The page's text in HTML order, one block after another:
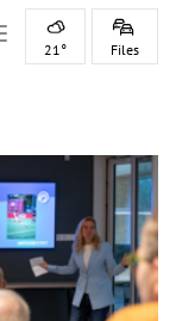
navigation
21° Files